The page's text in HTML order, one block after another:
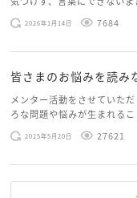
ースがありますお悩みとい
層心理）に触れることで、ま
2026年1月14日 7684
皆さまのお悩みを読み
メンター活動をさせていた
ろな問題や悩みが生まれる
のお悩みを読みながら 「み
だけじゃないんだな」と、逆
2025年5月20日 27621